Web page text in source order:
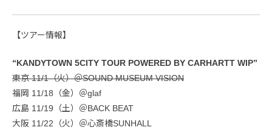
【ツアー情報】
“KANDYTOWN 5CITY TOUR POWERED BY CARHARTT WIP”
東京 11/1（火）＠SOUND MUSEUM VISION
福岡 11/18（金）＠glaf
広島 11/19（土）＠BACK BEAT
大阪 11/22（火）＠心斎橋SUNHALL